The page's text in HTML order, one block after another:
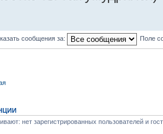
сообщения за: Поле
нет зарегистрированных пользователей и